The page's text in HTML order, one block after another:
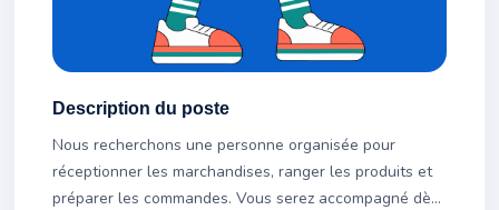
Description du poste
Nous recherchons une personne organisée pour
réceptionner les marchandises, ranger les produits et
préparer les commandes. Vous serez accompagné dès